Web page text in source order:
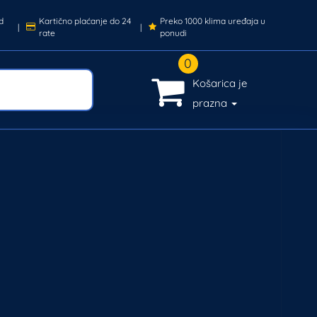
|
Kartično plaćanje do 24
rate
|
Preko 1000 klima uređaja u
ponudi
0
Košarica je
prazna